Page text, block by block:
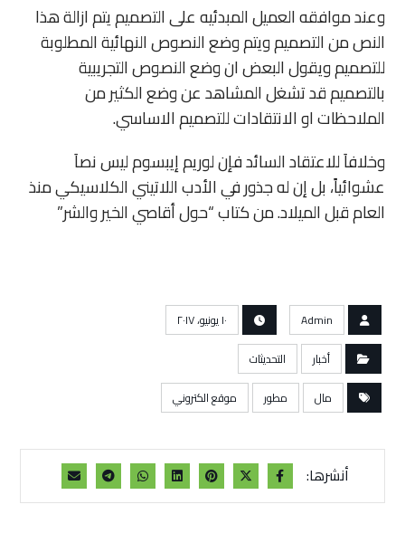
وعند موافقه العميل المبدئيه على التصميم يتم ازالة هذا
النص من التصميم ويتم وضع النصوص النهائية المطلوبة
للتصميم ويقول البعض ان وضع النصوص التجريبية
بالتصميم قد تشغل المشاهد عن وضع الكثير من
الملاحظات او الانتقادات للتصميم الاساسي.
وخلافاَ للاعتقاد السائد فإن لوريم إيبسوم ليس نصاَ
عشوائياً، بل إن له جذور في الأدب اللاتيني الكلاسيكي منذ
العام قبل الميلاد. من كتاب “حول أقاصي الخير والشر”
Admin
١٠ يونيو، ٢٠١٧
أخبار
التحديثات
مال
مطور موقع الكتروني